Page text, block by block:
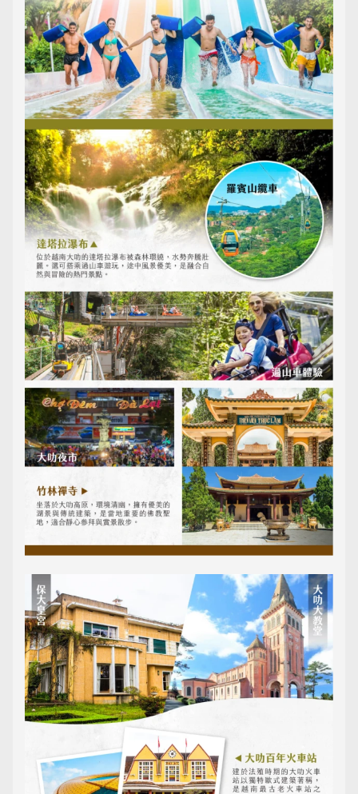
Northeast Asia
東南亞旅遊
Southeast Asia
歐洲旅遊
Europe
郵輪旅遊
Cruiseship
迷你團(包車)
MiniTour